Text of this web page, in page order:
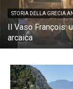
STORIA DELLA GRECIA
Il Vaso François:
arcaica